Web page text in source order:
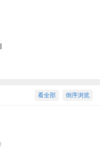
倒序浏览
看全部